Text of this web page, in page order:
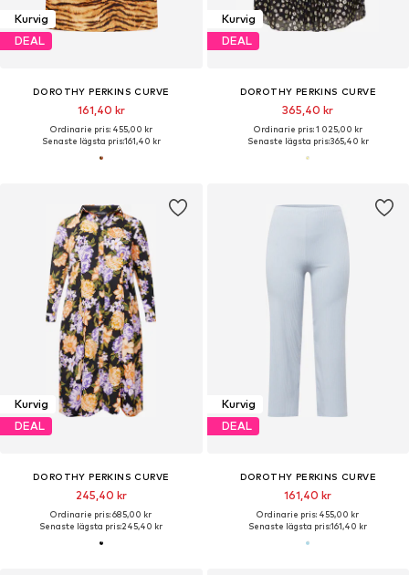
Kurvig
DEAL
DOROTHY PERKINS CURVE
161,40 kr
Ordinarie pris: 455,00 kr
Senaste lägsta pris:161,40 kr
Kurvig
DEAL
DOROTHY PERKINS CURVE
365,40 kr
Ordinarie pris: 1 025,00 kr
Senaste lägsta pris:365,40 kr
Kurvig
DEAL
DOROTHY PERKINS CURVE
245,40 kr
Ordinarie pris: 685,00 kr
Senaste lägsta pris:245,40 kr
Kurvig
DEAL
DOROTHY PERKINS CURVE
161,40 kr
Ordinarie pris: 455,00 kr
Senaste lägsta pris:161,40 kr